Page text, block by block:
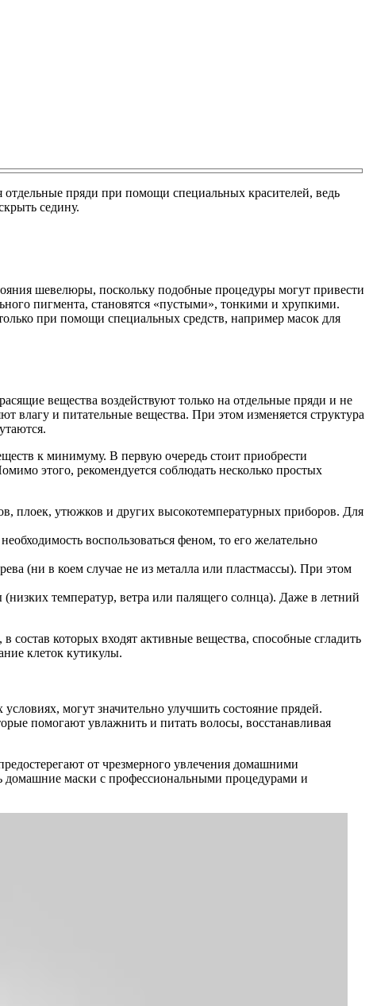
пряди при помощи специальных красителей, ведь
седину.
шевелюры, поскольку подобные процедуры могут привести
пигмента, становятся «пустыми», тонкими и хрупкими.
при помощи специальных средств, например масок для
вещества воздействуют только на отдельные пряди и не
влагу и питательные вещества. При этом изменяется структура
к минимуму. В первую очередь стоит приобрести
этого, рекомендуется соблюдать несколько простых
плоек, утюжков и других высокотемпературных приборов. Для
воспользоваться феном, то его желательно
(ни в коем случае не из металла или пластмассы). При этом
температур, ветра или палящего солнца). Даже в летний
которых входят активные вещества, способные сгладить
клеток кутикулы.
могут значительно улучшить состояние прядей.
помогают увлажнить и питать волосы, восстанавливая
от чрезмерного увлечения домашними
домашние маски с профессиональными процедурами и